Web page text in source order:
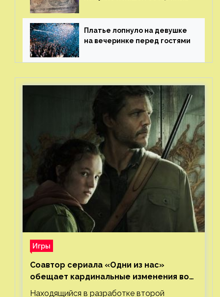
Платье лопнуло на девушке
на вечеринке перед гостями
Игры
Соавтор сериала «Одни из нас»
обещает кардинальные изменения во
втором сезоне
Находящийся в разработке второй